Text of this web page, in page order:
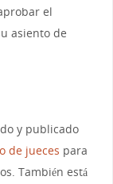
el
asiento de
y publicado
de jueces para
También está